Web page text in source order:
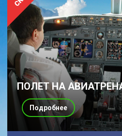
ПОЛЕТ НА
Подробнее